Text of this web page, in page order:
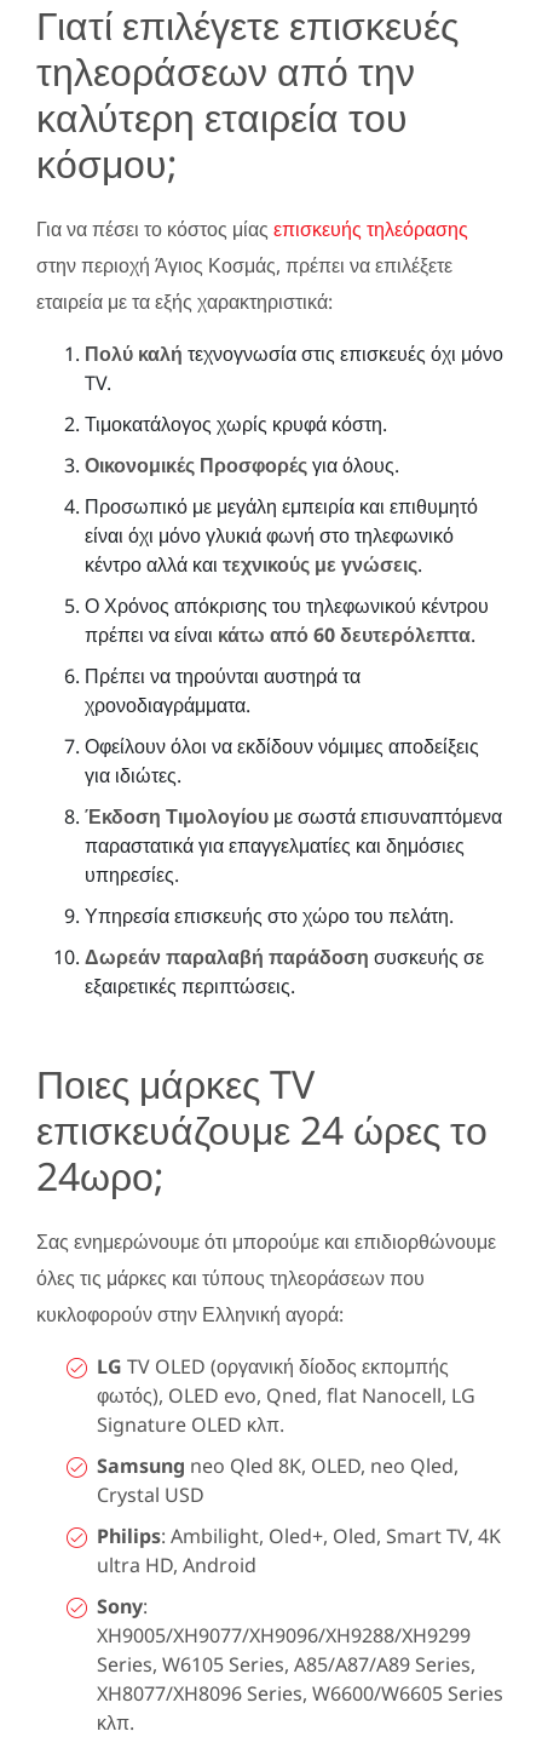
Γιατί επιλέγετε επισκευές
τηλεοράσεων από την
καλύτερη εταιρεία του
κόσμου;
Για να πέσει το κόστος μίας επισκευής τηλεόρασης
στην περιοχή Άγιος Κοσμάς, πρέπει να επιλέξετε
εταιρεία με τα εξής χαρακτηριστικά:
Πολύ καλή τεχνογνωσία στις επισκευές όχι μόνο
TV.
Τιμοκατάλογος χωρίς κρυφά κόστη.
Οικονομικές Προσφορέςγια όλους.
Προσωπικό με μεγάλη εμπειρία και επιθυμητό
είναι όχι μόνο γλυκιά φωνή στο τηλεφωνικό
κέντρο αλλά και τεχνικούς με γνώσεις.
Ο Χρόνος απόκρισης του τηλεφωνικού κέντρου
πρέπει να είναι κάτω από 60 δευτερόλεπτα.
Πρέπει να τηρούνται αυστηρά τα
χρονοδιαγράμματα.
Οφείλουν όλοι να εκδίδουν νόμιμες αποδείξεις
για ιδιώτες.
Έκδοση Τιμολογίου με σωστά επισυναπτόμενα
παραστατικά για επαγγελματίες και δημόσιες
υπηρεσίες.
Υπηρεσία επισκευής στο χώρο του πελάτη.
Δωρεάν παραλαβή παράδοση συσκευής σε
εξαιρετικές περιπτώσεις.
Ποιες μάρκες TV
επισκευάζουμε 24 ώρες το
24ωρο;
Σας ενημερώνουμε ότι μπορούμε και επιδιορθώνουμε
όλες τις μάρκες και τύπους τηλεοράσεων που
κυκλοφορούν στην Ελληνική αγορά:
LG TV OLED (οργανική δίοδος εκπομπής
φωτός), OLED evo, Qned, flat Nanocell, LG
Signature OLED κλπ.
Samsung neo Qled 8K, OLED, neo Qled,
Crystal USD
Philips: Ambilight, Oled+, Oled, Smart TV, 4K
ultra HD, Android
Sony:
XH9005/XH9077/XH9096/XH9288/XH9299
Series, W6105 Series, A85/A87/A89 Series,
XH8077/XH8096 Series, W6600/W6605 Series
κλπ.